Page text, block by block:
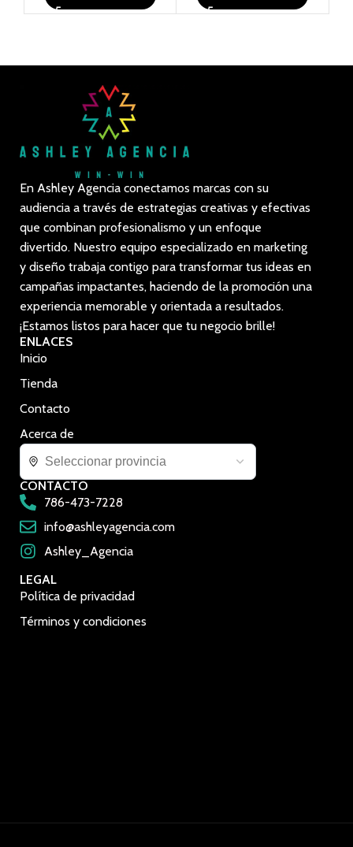
En Ashley Agencia conectamos marcas con su
audiencia a través de estrategias creativas y efectivas
que combinan profesionalismo y un enfoque
divertido. Nuestro equipo especializado en marketing
y diseño trabaja contigo para transformar tus ideas en
campañas impactantes, haciendo de la promoción una
experiencia memorable y orientada a resultados.
¡Estamos listos para hacer que tu negocio brille!
ENLACES
Inicio
Tienda
Contacto
Acerca de
CONTACTO
786-473-7228
info@ashleyagencia.com
Ashley_Agencia
LEGAL
Política de privacidad
Términos y condiciones